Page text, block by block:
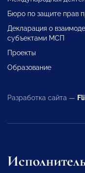
Бюро по защите прав
Декларация о
субъектами МСП
Проекты
Образование
Разработка сайта —